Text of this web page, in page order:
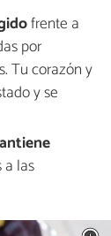
frente a
por
Tu corazón y
y se
a las